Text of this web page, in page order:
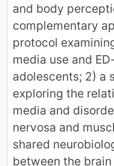
and body
complementary
protocol
media use and
adolescents; 2) a
exploring the
media and
nervosa and
shared
between the